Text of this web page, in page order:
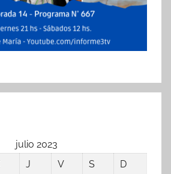
julio 2023
J V S
D